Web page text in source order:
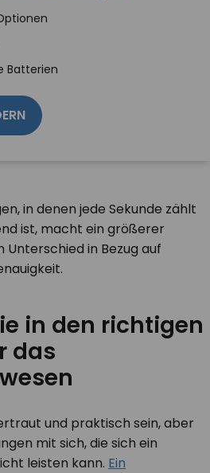
Batterien
in denen jede Sekunde zählt
ist, macht ein größerer
in Bezug auf
in den richtigen
das
und praktisch sein, aber
mit sich, die sich ein
leisten kann. Ein